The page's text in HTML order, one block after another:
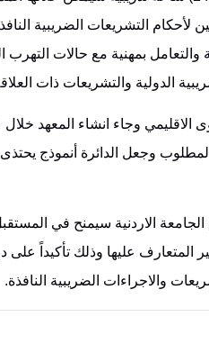
التشريعات الضريبية
‏والتعامل بمهنية مع حالات
الدولية والتشريعات ذات
وجعل الدائرة أنموذج
الاردنية سيمنح ‏في
عليها وذلك تأكيداً على
‏والاجراءات الضريبية النافذة.